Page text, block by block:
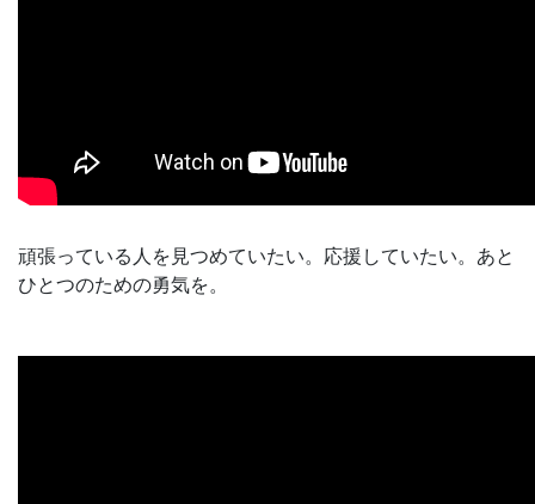
頑張っている人を見つめていたい。応援していたい。あと
ひとつのための勇気を。